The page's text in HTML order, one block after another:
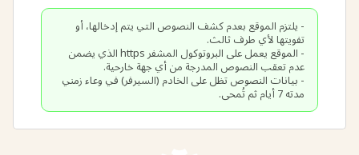
- يلتزم الموقع بعدم كشف النصوص التي يتم إدخالها، أو
- الموقع يعمل على البروتوكول المشفر https الذي يضمن
- بيانات النصوص تظل على الخادم (السيرفر) في وعاء زمني
مدته 7 أيام ثم تُمحى.